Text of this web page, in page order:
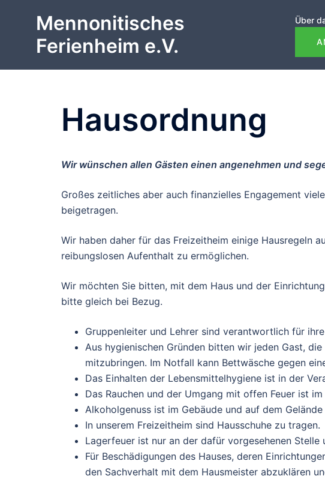
springen
Mennonitisches
Ferienheim e.V.
Über
Hausordnung
Wir wünschen allen Gästen einen angenehmen und
Großes zeitliches aber auch finanzielles Engagement
beigetragen.
Wir haben daher für das Freizeitheim einige Hausregeln
reibungslosen Aufenthalt zu ermöglichen.
Wir möchten Sie bitten, mit dem Haus und der
bitte gleich bei Bezug.
Gruppenleiter und Lehrer sind verantwortlich für
Aus hygienischen Gründen bitten wir jeden Gast,
mitzubringen. Im Notfall kann Bettwäsche gegen
Das Einhalten der Lebensmittelhygiene ist in der
Das Rauchen und der Umgang mit offen Feuer ist
Alkoholgenuss ist im Gebäude und auf dem
In unserem Freizeitheim sind Hausschuhe zu tragen.
Lagerfeuer ist nur an der dafür vorgesehenen
Für Beschädigungen des Hauses, deren
den Sachverhalt mit dem Hausmeister abzuklären